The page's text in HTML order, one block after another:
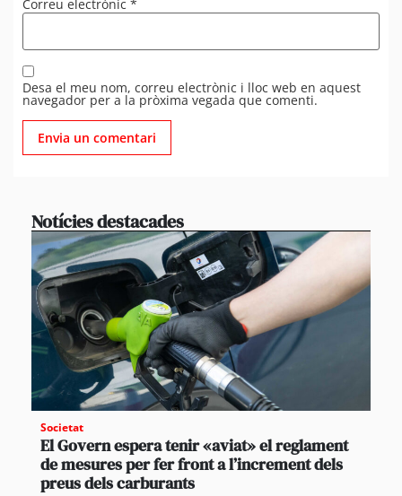
Correu electrònic *
Desa el meu nom, correu electrònic i lloc web en aquest
navegador per a la pròxima vegada que comenti.
Notícies destacades
Societat
El Govern espera tenir «aviat» el reglament
de mesures per fer front a l’increment dels
preus dels carburants